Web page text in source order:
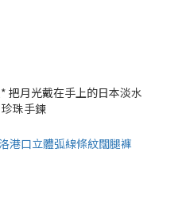
把月光戴在手上的日本淡水
珍珠手鍊